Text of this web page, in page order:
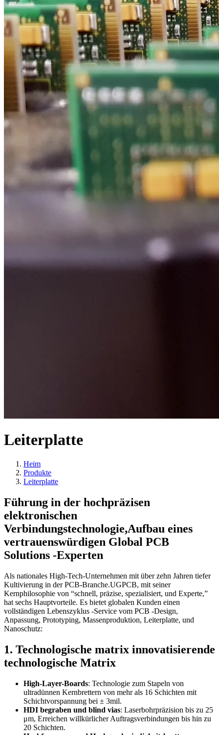
Leiterplatte
Heim
Produkte
Leiterplatte
Führung in der hochpräzisen
elektronischen
Verbindungstechnologie,Aufbau eines
vertrauenswürdigen Global PCB
Solutions -Experten
Als nationales High-Tech-Unternehmen mit über zehn Jahren tiefer
Kultivierung in der PCB-Branche.UGPCB, mit seiner
Kernphilosophie von “schnell, präzise, spezialisiert, und Experte,”
hat sechs Hauptvorteile. Es bietet globalen Kunden einen
vollständigen Lebenszyklus -Service vom PCB -Design,
Anpassung, Prototyping, Massenproduktion, Leiterplatte, und
Nanoschutz:
1. Technologische matrix innovatisierende
technologische Matrix
High-Layer-Boards: Technologie zum Stapeln von
ultradünnen Kernbrettern von mehr als 16 Schichten mit
Schichtvorspannung bei ± 3mil.
HDI begraben und blind vias: Laserbohrpräzision bis zu 25
μm, Erreichen willkürlicher Auftragsverbindungen bis hin zu
20 Schichten.